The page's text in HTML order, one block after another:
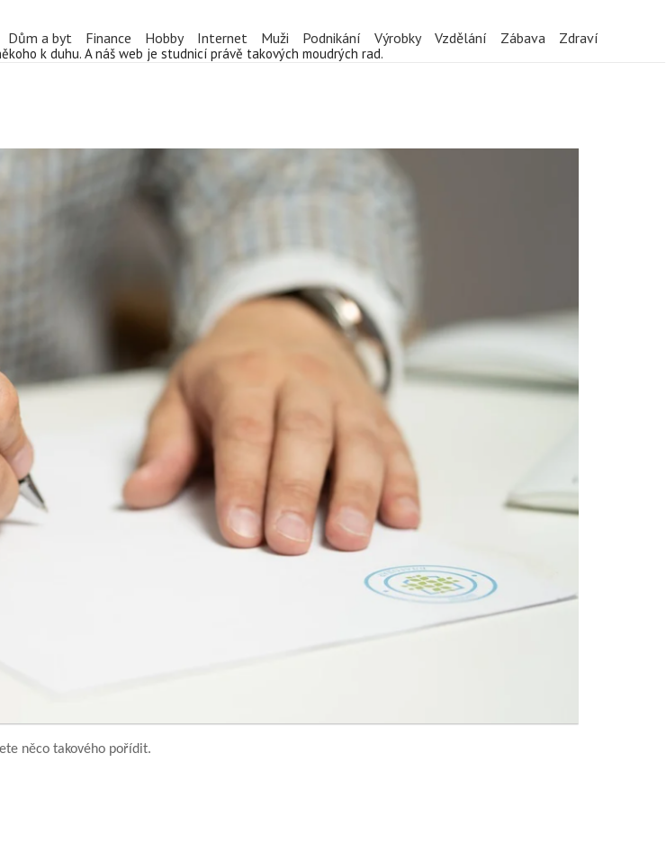
k duhu. A náš web je studnicí právě takových moudrých rad.
Dům a byt Finance Hobby Internet Muži Podnikání Výrobky Vzdělání Zábava Zdraví
něco takového pořídit.